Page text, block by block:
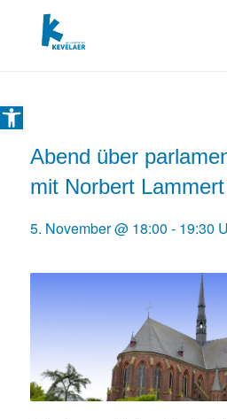
Open toolbar
Abend über
mit Norbert Lammert
5. November @ 18:00 - 19:30